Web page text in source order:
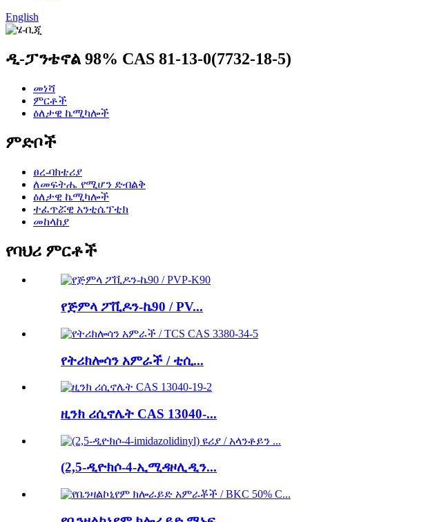
English
ዲ-ፓንቴኖል 98% CAS 81-13-0(7732-18-5)
መነሻ
ምርቶች
ዕለታዊ ኬሚካሎች
ምድቦች
ፀረ-ባክቴሪያ
ለመፍትሔ የሚሆን ድብልቅ
ዕለታዊ ኬሚካሎች
ተፈጥሯዊ አንቲሴፕቲክ
መከላከያ
የባህሪ ምርቶች
የጅምላ ፖቪዶን-ኬ90 / PV...
የትሪክሎሳን አምራች / ቲሲ...
ዚንክ ሪሲኖሌት CAS 13040-...
(2,5-ዲዮክሶ-4-ኢሚዳዞሊዲን...